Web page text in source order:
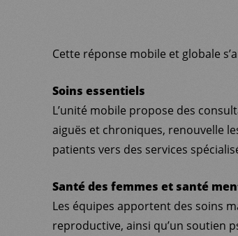
Cette réponse mobile et globale
Soins essentiels
L’unité mobile propose des
aiguës et chroniques, renouvelle
patients vers des services
Santé des femmes et santé
Les équipes apportent des soins
reproductive, ainsi qu’un soutien